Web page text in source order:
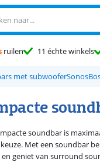
ruilen 11 échte winkels
met subwooferSonos
soundbar is
Met een soundbar
geniet van surround